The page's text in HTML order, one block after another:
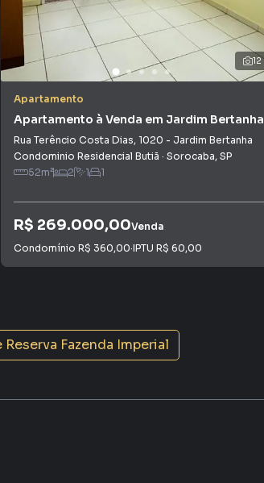
aumenta muito o número de contatos
de vender ou alugar seu imóvel mais
corretores treinados e uma central de
inquilinos.
12
Apartamento
Apartamento à Venda em Jardim Bertanha
Rua Terêncio Costa Dias, 1020 - Jardim Bertanha
Condominio Residencial Butiã · Sorocaba, SP
52m² 2 1 1
R$ 269.000,00Venda
Condomínio R$ 360,00·IPTU R$ 60,00
Reserva Fazenda Imperial